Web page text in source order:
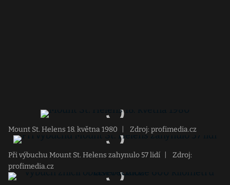
Mount St. Helens 18. května 1980 Zdroj: profimedia.cz
Při výbuchu Mount St. Helens zahynulo 57 lidí
Zdroj:
profimedia.cz